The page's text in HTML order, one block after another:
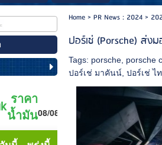
Home> PR News : 2024>
ปอร์เช่ (Porsche) ส่ง
Tags: porsche porsche
ปอร์เช่ มาคันน์ ,ปอร์เช่ ไ